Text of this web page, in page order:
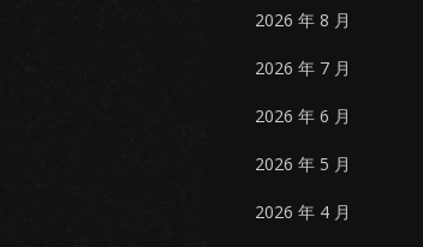
2026 年 8 月
2026 年 7 月
2026 年 6 月
2026 年 5 月
2026 年 4 月